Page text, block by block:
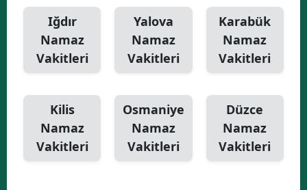
Iğdır
Namaz
Vakitleri
Yalova
Namaz
Vakitleri
Karabük
Namaz
Vakitleri
Kilis
Namaz
Vakitleri
Osmaniye
Namaz
Vakitleri
Düzce
Namaz
Vakitleri